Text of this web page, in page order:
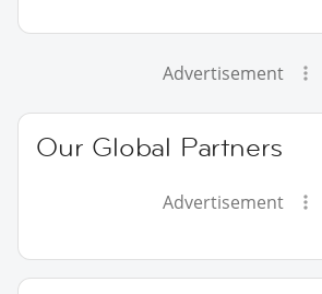
Advertisement
Our Global Partners
Advertisement